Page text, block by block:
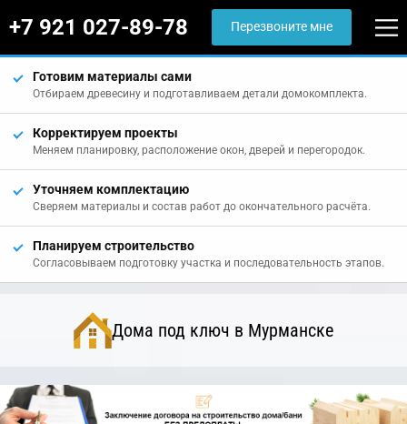
+7 921 027-89-78 Перезвоните мне
Готовим материалы сами
Отбираем древесину и подготавливаем детали домокомплекта.
Корректируем проекты
Меняем планировку, расположение окон, дверей и перегородок.
Уточняем комплектацию
Сверяем материалы и состав работ до окончательного расчёта.
Планируем строительство
Согласовываем подготовку участка и последовательность этапов.
Дома под ключ в Мурманске